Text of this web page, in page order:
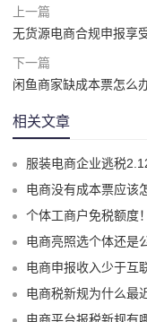
上一篇
无货源电商合规申报享
下一篇
闲鱼商家缺成本票怎么
相关文章
服装电商企业逃税
电商没有成本票应该
个体工商户免税额度
电商亮照选个体还是
电商申报收入少于互联网平台
电商税新规为什么最